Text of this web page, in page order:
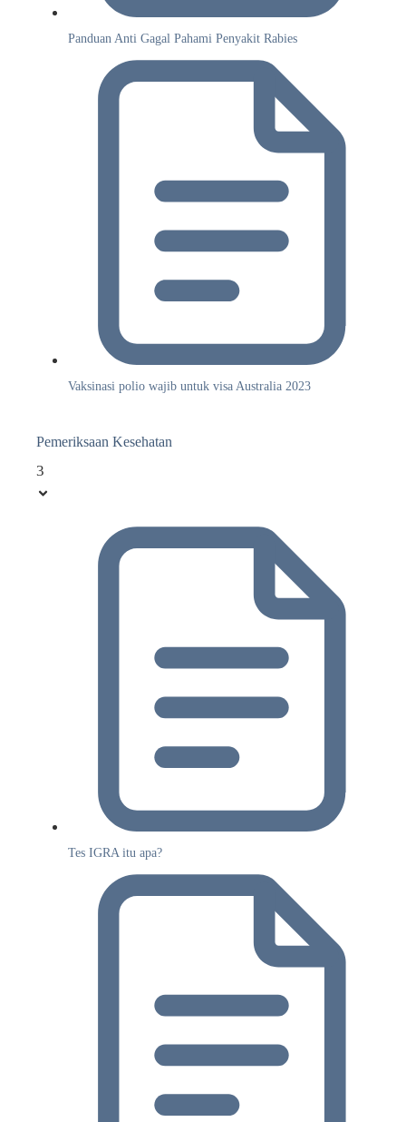
Panduan Anti Gagal Pahami Penyakit Rabies
Vaksinasi polio wajib untuk visa Australia 2023
Pemeriksaan Kesehatan
3
Tes IGRA itu apa?